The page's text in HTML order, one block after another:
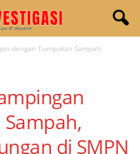
dengan Tumpukan Sampah,
di SMPN